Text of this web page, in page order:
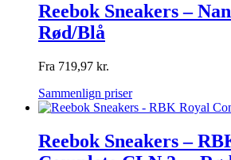
Reebok Sneakers –
Rød/Blå
Fra 719,97 kr.
Sammenlign priser
Reebok Sneakers –